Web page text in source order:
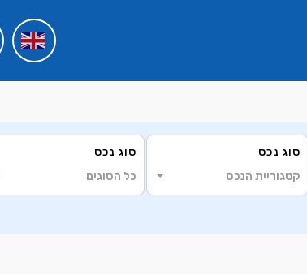
סוג נכס
קטגוריית הנכס
סוג נכס
כל הסוגים